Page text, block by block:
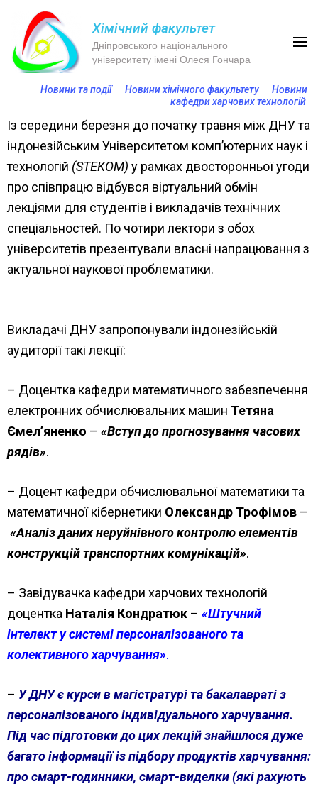
Хімічний факультет
Дніпровського національного
університету імені Олеся Гончара
Новини та події Новини хімічного факультету
Новини
кафедри харчових технологій
Із середини березня до початку травня між ДНУ та
індонезійським Університетом комп’ютерних наук і
технологій (STEKOM) у рамках двосторонньої угоди
про співпрацю відбувся віртуальний обмін
лекціями для студентів і викладачів технічних
спеціальностей. По чотири лектори з обох
університетів презентували власні напрацювання з
актуальної наукової проблематики.
Викладачі ДНУ запропонували індонезійській
аудиторії такі лекції:
– Доцентка кафедри математичного забезпечення
електронних обчислювальних машин Тетяна
Ємел’яненко – «Вступ до прогнозування часових
рядів».
– Доцент кафедри обчислювальної математики та
математичної кібернетики Олександр Трофімов –
«Аналіз даних неруйнівного контролю елементів
конструкцій транспортних комунікацій».
– Завідувачка кафедри харчових технологій
доцентка Наталія Кондратюк – «Штучний
інтелект у системі персоналізованого та
колективного харчування».
– У ДНУ є курси в магістратурі та бакалавраті з
персоналізованого індивідуального харчування.
Під час підготовки до цих лекцій знайшлося дуже
багато інформації із підбору продуктів харчування:
про смарт-годинники, смарт-виделки (які рахують